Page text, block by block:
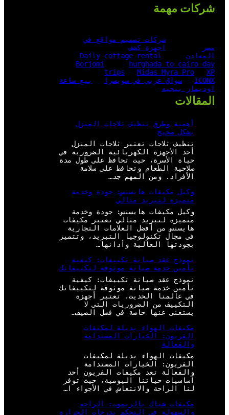
شركات مهمة
شركات تصميم مواقع في
مصر
اجهزة كشف
المعادن
Daily cottage rental
Borjomi
hurghada to cairo day
trips
Midas Myra Pro
XP
ICONX
سواق عربي في سويسرا
بيع ساعة
اوديمار بيجيه
المقالات
أهمية وطرق تنظيف ثلاجات المنزل
بشكل صحيح
تنظيف ثلاجات تعتبر ثلاجات المنزل
أحد الأجهزة الكهربائية الضرورية في
حياة الأسرة، حيث تحافظ على طول مدة
صلاحية الطعام وتحافظ على سلامة
الأفراد. ومن المهم جد…
وكيل مكيفات هايسنس: جودة وخدمة
متميزة لتبريد مثالي
وكيل مكيفات هايسنس: جودة وخدمة
متميزة لتبريد مثالي تعتبر مكيفات
هايسنس من أفضل العلامات التجارية
في مجال تكنولوجيا التبريد، وتتميز
بجودتها العالية وأدائها…
نموذج عقد صيانة تكييفات: كيفية
تأمين خدمة صيانة موثوقة لتكييفاتك
نموذج عقد صيانة تكييفات: كيفية
تأمين خدمة صيانة موثوقة لتكييفاتك
في عالمنا الحديث، تعتبر أجهزة
التكييف من الضروريات التي لا
يستغنى عنها خاصة في فصل الصيف…
مكيفات الهواء بديلة لمكيفات
الفريون: الخيارات المستدامة
والفعالة
مكيفات الهواء بديلة لمكيفات
الفريون: الخيارات المستدامة
والفعالة تعد مكيفات الفريون أحد
أساسيات حياتنا اليومية، حيث توفر
لنا الراحة والانتعاش في الأجواء ا…
مكيفات شباك بالريموت: الراحة
والسهولة في التحكم بدرجات الحرارة